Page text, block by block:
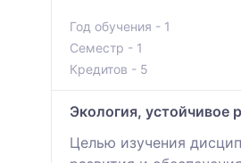
Год обучения - 1
Семестр - 1
Кредитов - 5
Экология, устойчивое
Целью изучения